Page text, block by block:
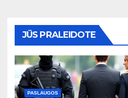
JŪS PRALEIDOTE
PASLAUGOS